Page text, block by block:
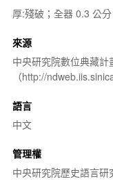
厚:殘破；全器 0.3 公分
來源
中央研究院數位典藏
（http://
語言
中文
管理權
中央研究院歷史語言研